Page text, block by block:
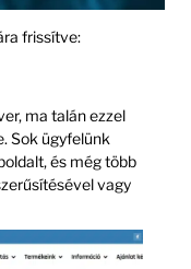
frissítve:
ma talán ezzel
Sok ügyfelünk
és még több
vagy